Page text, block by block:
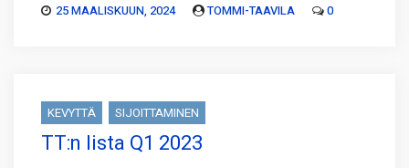
25 MAALISKUUN, 2024 TOMMI-TAAVILA 0
KEVYTTÄ SIJOITTAMINEN
TT:n lista Q1 2023